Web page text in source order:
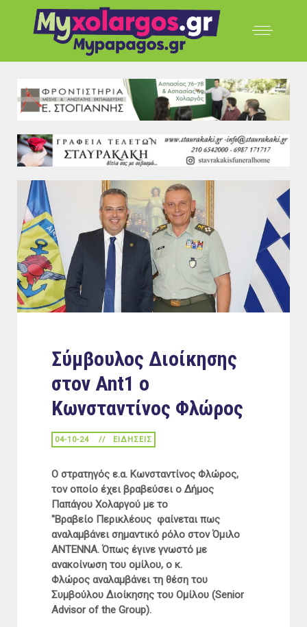
Σύμβουλος Διοίκησης
στον Ant1 ο
Κωνσταντίνος Φλώρος
04-10-24 ΕΙΔΉΣΕΙΣ
O στρατηγός ε.α. Κωνσταντίνος Φλώρος,
τον οποίο έχει βραβεύσει ο Δήμος
Παπάγου Χολαργού με το
"Βραβείο Περικλέους φαίνεται πως
αναλαμβάνει σημαντικό ρόλο στον Όμιλο
ΑΝΤΕΝΝΑ.Όπως έγινε γνωστό με
ανακοίνωση του ομίλου, ο κ.
Φλώρος αναλαμβάνει τη θέση του
Συμβούλου Διοίκησης του Ομίλου (Senior
Advisor of the Group).